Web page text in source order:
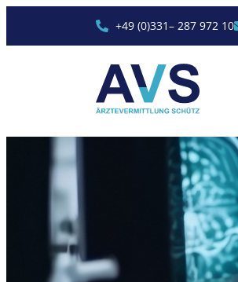
+49 (0)331– 287 972 10